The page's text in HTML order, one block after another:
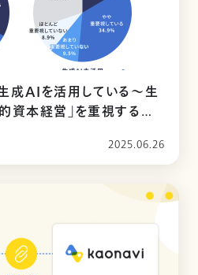
成AIを活用している〜生
資本経営」を重視する傾
2025.06.26